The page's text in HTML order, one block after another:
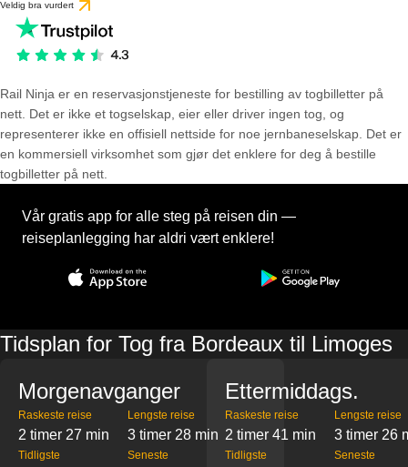
Veldig bra vurdert
Rail Ninja er en reservasjons­tjeneste for bestilling av togbilletter på
nett. Det er ikke et togselskap, eier eller driver ingen tog, og
representerer ikke en offisiell nettside for noe jernbaneselskap. Det er
en kommersiell virksomhet som gjør det enklere for deg å bestille
togbilletter på nett.
Vår gratis app for alle steg på reisen din —
reiseplanlegging har aldri vært enklere!
Tidsplan for Tog fra Bordeaux til Limoges
Morgenavganger
Raskeste reise
2 timer 27 min
Lengste reise
3 timer 28 min
Tidligste Seneste
Ettermiddags.
Raskeste reise
2 timer 41 min
Lengste reise
3 timer 26
Tidligste Seneste